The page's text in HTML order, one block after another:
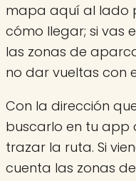
mapa aquí al lado
cómo llegar; si vas
las zonas de
no dar vueltas con
Con la dirección
buscarlo en tu
trazar la ruta. Si
cuenta las zonas